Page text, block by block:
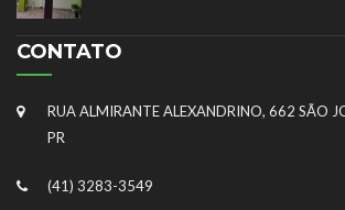
CONTATO
RUA ALMIRANTE ALEXANDRINO, 662 SÃO
PR
(41) 3283-3549